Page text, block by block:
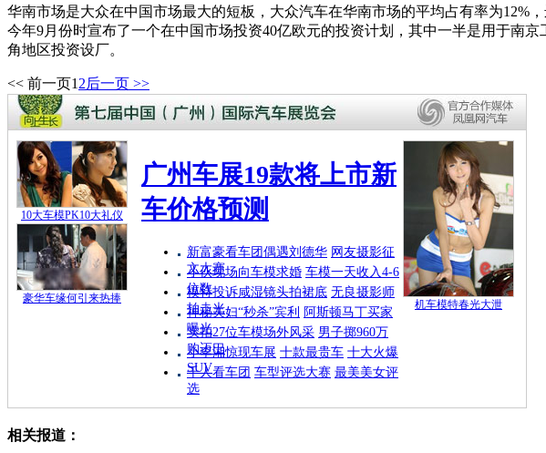
华南市场是大众在中国市场最大的短板，大众汽车在华南市场的平均占有率为12%
今年9月份时宣布了一个在中国市场投资40亿欧元的投资计划，其中一半是用于南
角地区投资设厂。
<< 前一页1 2后一页 >>
10大车模PK10大礼仪
豪华车缘何引来热捧
广州车展19款将上市新
车价格预测
新富豪看车团偶遇刘德华 网友摄影征
文大赛
小伙现场向车模求婚 车模一天收入4-6
位数
模特投诉咸湿镜头拍裙底 无良摄影师
拍走光
神秘夫妇“秒杀”宾利
阿斯顿马丁买家
曝光
实拍27位车模场外风采 男子掷960万
购迈巴
小李湘惊现车展 十款最贵车 十大火爆
SUV
千人看车团 车型评选大赛 最美美女评
选
机车模特春光大泄
相关报道：